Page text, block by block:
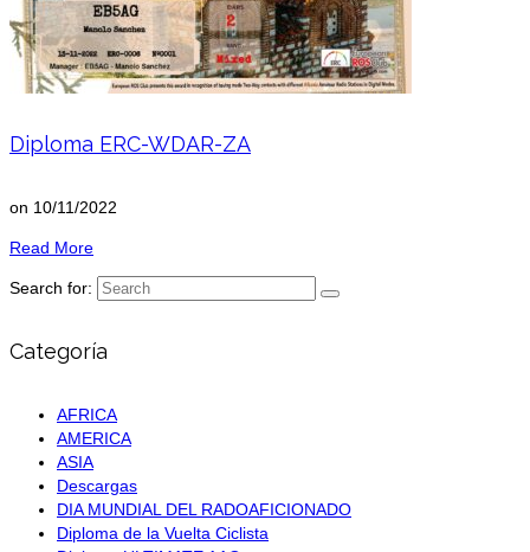
Diploma ERC-WDAR-ZA
on 10/11/2022
Read More
Search for:
Categoría
AFRICA
AMERICA
ASIA
Descargas
DIA MUNDIAL DEL RADOAFICIONADO
Diploma de la Vuelta Ciclista